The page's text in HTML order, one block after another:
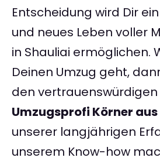
Entscheidung wird Dir
und neues Leben voller
in Shauliai ermöglichen.
Deinen Umzug geht,
den vertrauenswürdigen
Umzugsprofi Körner aus
unserer langjährigen
unserem Know-how